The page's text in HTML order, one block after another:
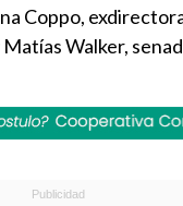
Coppo,
Matías Walker,